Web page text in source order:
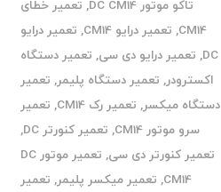
تاکو موتور DC CM14
, تعمیر خطای
CM14
, تعمیر درایو CM14 , تعمیر درایو
DC
, تعمیر درایو دی سی, تعمیر دستگاه
اکسترودر, تعمیر دستگاه پلیمر, تعمیر
دستگاه میکسر, تعمیر رک CM14 , تعمیر
سرو موتور CM14
, تعمیر کنورتر DC
,
تعمیر کنورتر دی سی,
تعمیر موتور DC
CM14
, تعمیر میکسر پلیمر, تعمیر